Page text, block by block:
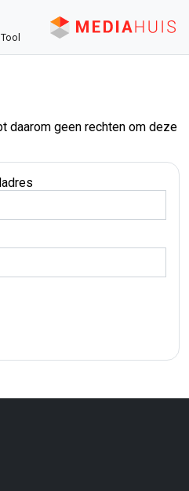
daarom geen rechten om deze